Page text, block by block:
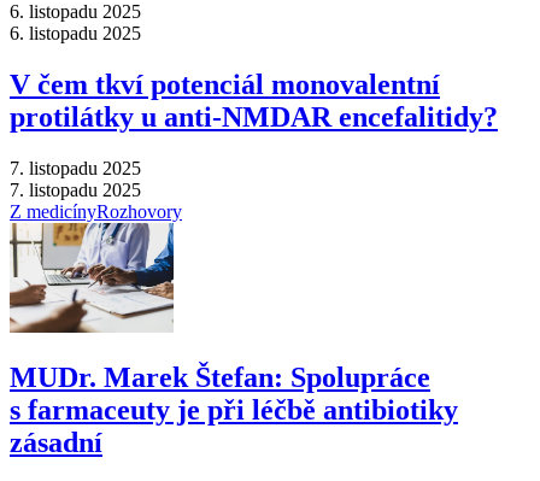
6. listopadu 2025
6. listopadu 2025
V čem tkví potenciál monovalentní
protilátky u anti-NMDAR encefalitidy?
7. listopadu 2025
7. listopadu 2025
Z medicínyRozhovory
MUDr. Marek Štefan: Spolupráce
s farmaceuty je při léčbě antibiotiky
zásadní